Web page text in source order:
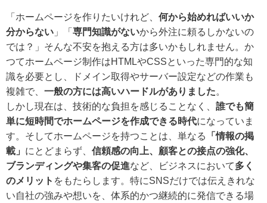
「ホームページを作りたいけれど、 何から始めればいいか
分からない 」「 専門知識がないから外注に頼るしかないの
では？」そんな不安を抱える方は多いかもしれません。か
つてホームページ制作はHTMLやCSSといった専門的な知
識を必要とし、ドメイン取得やサーバー設定などの作業も
複雑で、 一般の方には高いハードルがありました。
しかし現在は、技術的な負担を感じることなく、 誰でも簡
単に短時間でホームページを作成できる時代になっていま
す。そしてホームページを持つことは、単なる
「情報の掲
載」 にとどまらず、 信頼感の向上、顧客との接点の強化、
ブランディングや集客の促進など、ビジネスにおいて多く
のメリット をもたらします。特にSNSだけでは伝えきれな
い自社の強みや想いを、体系的かつ継続的に発信できる場